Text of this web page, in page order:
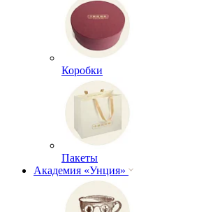
Коробки
Пакеты
Академия «Унция»